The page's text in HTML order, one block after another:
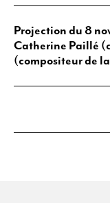
Projection du 8
Catherine Paillé
(compositeur de